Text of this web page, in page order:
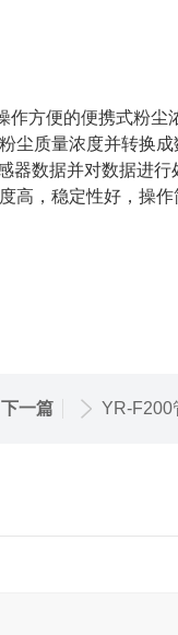
方便的便携式粉尘
尘质量浓度并转换
数据并对数据进行
高，稳定性好，操
下一篇 YR-F200